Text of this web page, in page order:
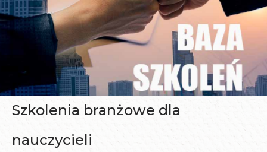
Szkolenia branżowe dla
nauczycieli